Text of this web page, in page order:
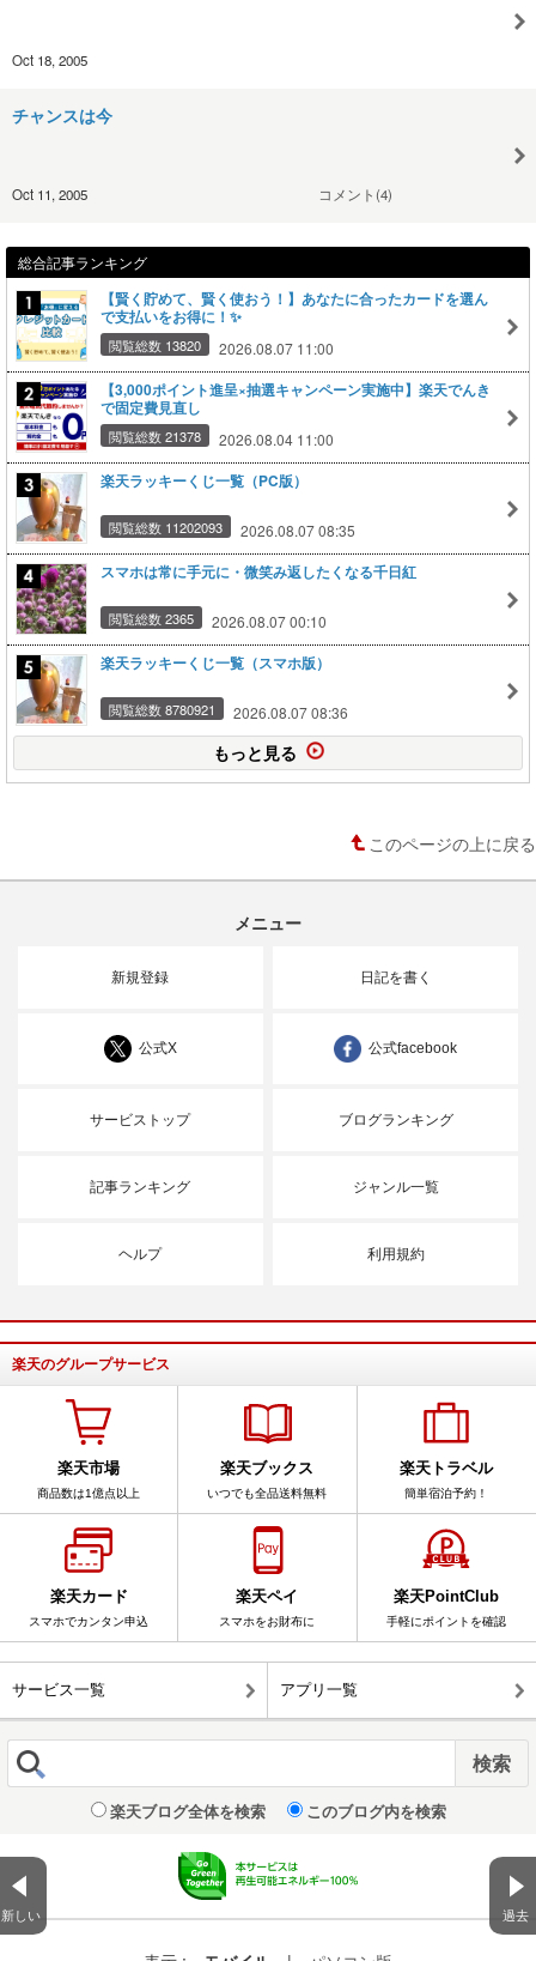
新しい 過去
Oct 18, 2005
チャンスは今
Oct 11, 2005 コメント(4)
総合記事ランキング
【賢く貯めて、賢く使おう！】あなたに合ったカードを選ん
で支払いをお得に！✨
閲覧総数 13820 2026.08.07 11:00
【3,000ポイント進呈×抽選キャンペーン実施中】楽天でんき
で固定費見直し
閲覧総数 21378 2026.08.04 11:00
楽天ラッキーくじ一覧（PC版）
閲覧総数 11202093 2026.08.07 08:35
スマホは常に手元に・微笑み返したくなる千日紅
閲覧総数 2365 2026.08.07 00:10
楽天ラッキーくじ一覧（スマホ版）
閲覧総数 8780921 2026.08.07 08:36
もっと見る
このページの上に戻る
メニュー
新規登録 日記を書く
公式X 公式facebook
サービストップ ブログランキング
記事ランキング ジャンル一覧
ヘルプ 利用規約
楽天のグループサービス
楽天市場
商品数は1億点以上
楽天ブックス
いつでも全品送料無料
楽天トラベル
簡単宿泊予約！
楽天カード
スマホでカンタン申込
楽天ペイ
スマホをお財布に
楽天PointClub
手軽にポイントを確認
サービス一覧 アプリ一覧
楽天ブログ全体を検索 このブログ内を検索